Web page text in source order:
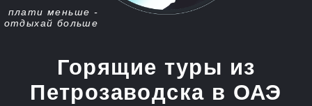
Запусти бесплатный мониторинг цен
на туры с уведомлением в Телеграм